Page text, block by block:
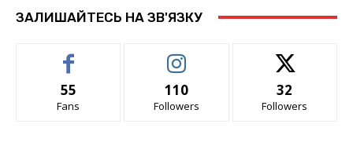
ЗАЛИШАЙТЕСЬ НА ЗВ'ЯЗКУ
55
Fans
110
Followers
32
Followers